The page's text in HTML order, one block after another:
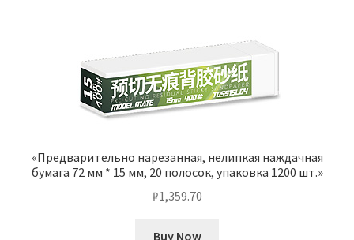
«Предварительно нарезанная, нелипкая наждачная
бумага 72 мм * 15 мм, 20 полосок, упаковка 1200 шт.»
₽1,359.70
Buy Now